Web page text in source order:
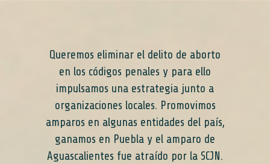
Queremos eliminar el delito de aborto
en los códigos penales y para ello
impulsamos una estrategia junto a
organizaciones locales. Promovimos
amparos en algunas entidades del país,
ganamos en Puebla y el amparo de
Aguascalientes fue atraído por la SCJN.